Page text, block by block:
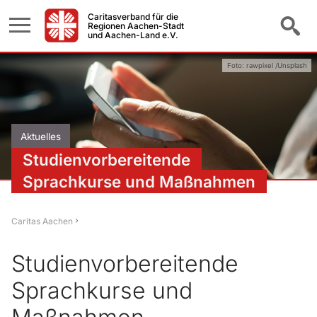
Caritasverband für die
Regionen Aachen-Stadt
und Aachen-Land e.V.
Aktuelles
Studienvorbereitende
Sprachkurse und Maßnahmen
Foto: rawpixel /Unsplash
Caritas Aachen
Studienvorbereitende
Sprachkurse und